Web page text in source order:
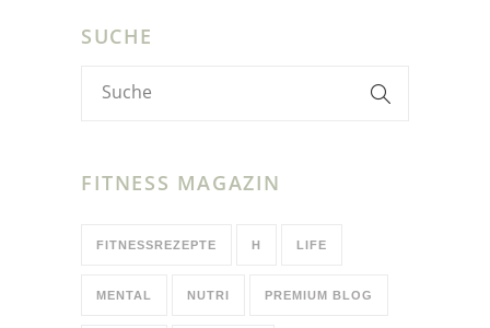
SUCHE
FITNESS MAGAZIN
FITNESSREZEPTE H LIFE
MENTAL NUTRI PREMIUM BLOG